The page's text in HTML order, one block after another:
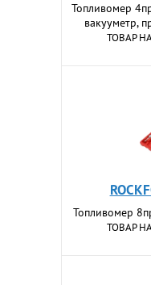
Топливомер
вакууметр,
ТОВАР
Топливомер
ТОВАР